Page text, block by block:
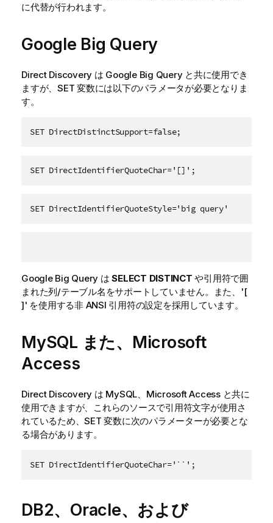
に代替が行われます。
Google Big Query
Direct Discovery は Google Big Queryと共に使用でき
ますが、SET 変数には以下のパラメータが必要となりま
す。
SET DirectDistinctSupport=false;
SET DirectIdentifierQuoteChar='[]';
SET DirectIdentifierQuoteStyle='big query'
Google Big Query はSELECT DISTINCT や引用符で囲
まれた列/テーブル名をサポートしていません。また、'[
]' を使用する非 ANSI 引用符の設定を採用しています。
MySQL また、 Microsoft
Access
Direct Discovery は MySQL、 Microsoft Accessと共に
使用できますが、これらのソースで引用符文字が使用さ
れているため、SET 変数に次のパラメーターが必要とな
る場合があります。
SET DirectIdentifierQuoteChar='``';
DB2、 Oracle、および